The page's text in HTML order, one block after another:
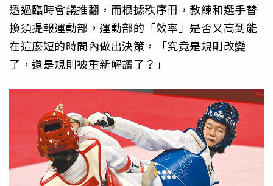
透過臨時會議推翻，而根據秩序冊，教練和選手替
換須提報運動部，運動部的「效率」是否又高到能
在這麼短的時間內做出決策，「究竟是規則改變
了，還是規則被重新解讀了？」